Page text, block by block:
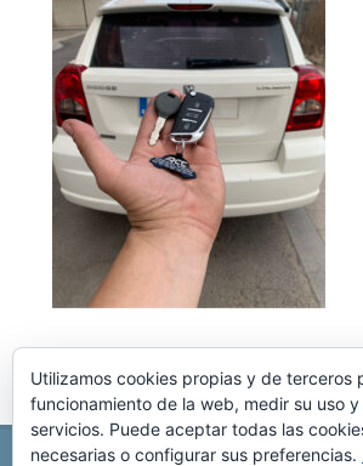
Utilizamos cookies propias y de terceros
funcionamiento de la web, medir su uso
servicios. Puede aceptar todas las
necesarias o configurar sus preferencias.